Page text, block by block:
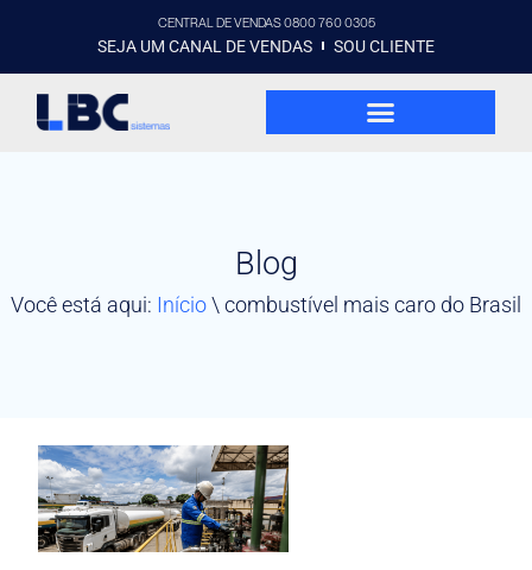
CENTRAL DE VENDAS 0800 760 0305
SEJA UM CANAL DE VENDAS SOU CLIENTE
Blog
Você está aqui: Início\ combustível mais caro do Brasil